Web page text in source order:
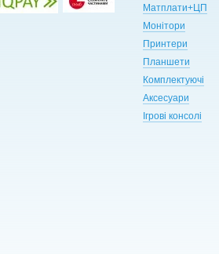
Матплати+ЦП
Монітори
Принтери
Планшети
Комплектуючі
Аксесуари
Ігрові консолі